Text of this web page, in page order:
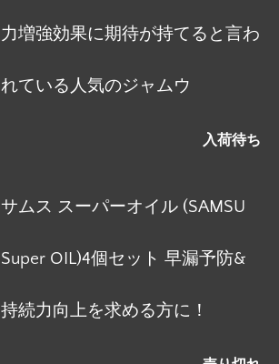
力増強効果に期待が持てると言わ
れている人気のジャムウ
入荷待ち
サムス スーパーオイル (SAMSU
Super OIL)4個セット 早漏予防&
持続力向上を求める方に！